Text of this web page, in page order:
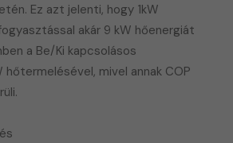
Ez azt jelenti, hogy 1kW
akár 9 kW hőenergiát
a Be/Ki kapcsolásos
mivel annak COP